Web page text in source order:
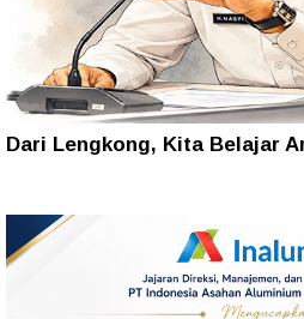
Dari Lengkong, Kita Belajar